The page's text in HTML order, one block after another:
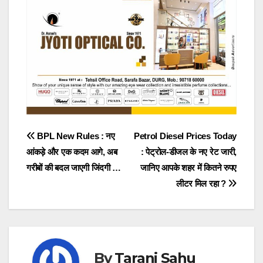
Post
navigation
Petrol Diesel Prices Today
: पेट्रोल-डीजल के नए रेट जारी,
जानिए आपके शहर में कितने रुपए
लीटर मिल रहा ?
BPL New Rules : नए
आंकड़े और एक कदम आगे, अब
गरीबों की बदल जाएगी जिंदगी …
ByTarani Sahu